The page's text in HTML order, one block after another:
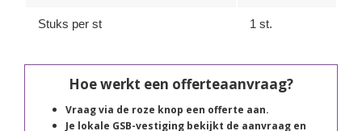
Stuks per st 1 st.
Hoe werkt een offerteaanvraag?
Vraag via de roze knop een offerte aan.
Je lokale GSB-vestiging bekijkt de aanvraag en